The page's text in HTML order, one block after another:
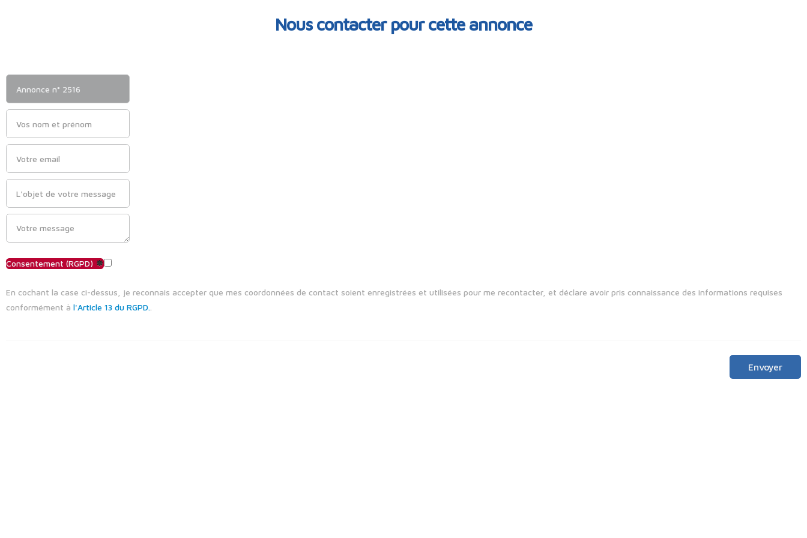
Nous contacter pour cette annonce
Consentement (RGPD)
En cochant la case ci-dessus, je reconnais accepter que mes coordonnées de contact soient enregistrées et utilisées pour me recontacter, et déclare avoir pris connaissance des informations requises
conformément à l'Article 13 du RGPD.
Envoyer